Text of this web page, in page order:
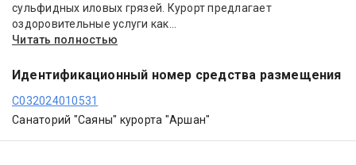
сульфидных иловых грязей. Курорт предлагает
оздоровительные услуги как...
Читать полностью
Идентификационный номер средства размещения
С032024010531
Санаторий "Саяны" курорта "Аршан"